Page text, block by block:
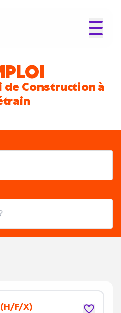
Construction à
(H/F/X)